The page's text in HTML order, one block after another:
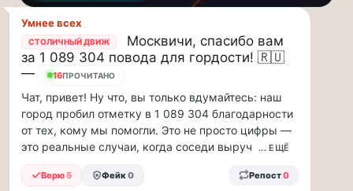
прогулку
по
Москве
Чайковского!…
Друзья,
приглашаем
на
музыкальную
прогулку
по
новости
и
инсайды
Москвы
Умнее всех
СТОЛИЧНЫЙ ДВИЖ
Москвичи, спасибо вам
за 1 089 304 повода для гордости! 🇷🇺
—
16ПРОЧИТАНО
Чат, привет! Ну что, вы только вдумайтесь: наш
город пробил отметку в 1 089 304 благодарности
от тех, кому мы помогли. Это не просто цифры —
это реальные случаи, когда соседи выруч
... ЕЩЁ
Верю 5 Фейк0 Репост0